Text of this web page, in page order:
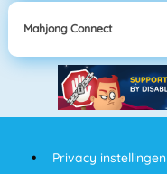
Mahjong Connect
Privacy instellingen